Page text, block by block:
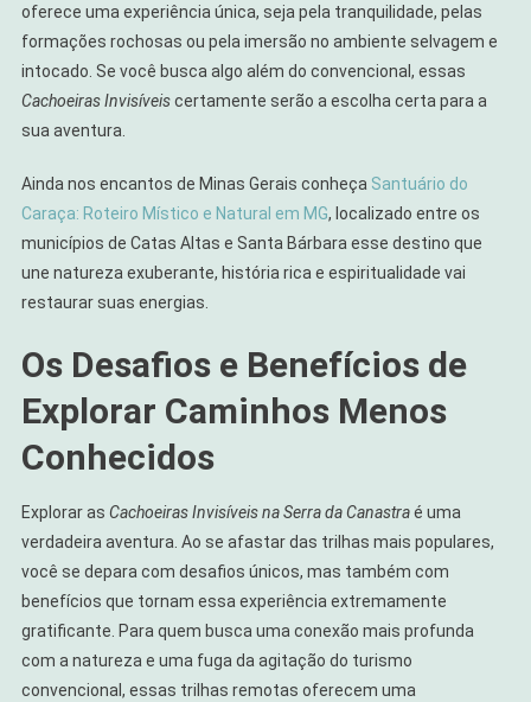
oferece uma experiência única, seja pela tranquilidade, pelas
formações rochosas ou pela imersão no ambiente selvagem e
intocado. Se você busca algo além do convencional, essas
Cachoeiras Invisíveiscertamente serão a escolha certa para a
sua aventura.
Ainda nos encantos de Minas Gerais conheça Santuário do
Caraça: Roteiro Místico e Natural em MG, localizado entre os
municípios de Catas Altas e Santa Bárbara esse destino que
une natureza exuberante, história rica e espiritualidade vai
restaurar suas energias.
Os Desafios e Benefícios de
Explorar Caminhos Menos
Conhecidos
Explorar as Cachoeiras Invisíveis na Serra da Canastraé uma
verdadeira aventura. Ao se afastar das trilhas mais populares,
você se depara com desafios únicos, mas também com
benefícios que tornam essa experiência extremamente
gratificante. Para quem busca uma conexão mais profunda
com a natureza e uma fuga da agitação do turismo
convencional, essas trilhas remotas oferecem uma